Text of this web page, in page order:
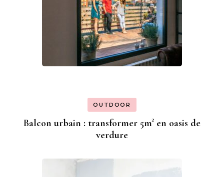
OUTDOOR
Balcon urbain : transformer 5m² en oasis de
verdure